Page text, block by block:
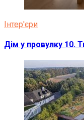
Інтер'єри
Дім у провулку 10.